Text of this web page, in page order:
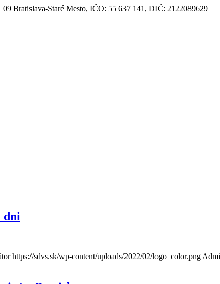
Bratislava-Staré Mesto, IČO: 55 637 141, DIČ: 2122089629
dni
https://sdvs.sk/wp-content/uploads/2022/02/logo_color.png